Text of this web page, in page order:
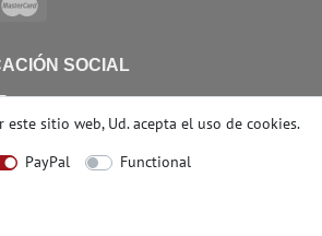
SOCIAL
sitio web, Ud. acepta el uso de cookies.
PayPal Functional